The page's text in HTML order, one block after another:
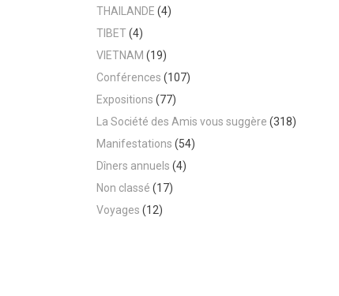
THAILANDE (4)
TIBET(4)
VIETNAM (19)
Conférences (107)
Expositions (77)
La Société des Amis vous suggère (318)
Manifestations (54)
Dîners annuels (4)
Non classé (17)
Voyages (12)